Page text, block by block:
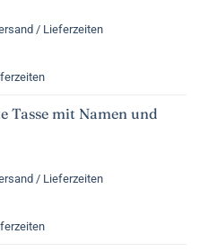
/ Lieferzeiten
Tasse mit Namen und
/ Lieferzeiten